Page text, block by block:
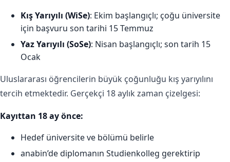
Kış Yarıyılı (WiSe): Ekim başlangıçlı; çoğu üniversite
için başvuru son tarihi 15 Temmuz
Yaz Yarıyılı (SoSe): Nisan başlangıçlı; son tarih 15
Ocak
Uluslararası öğrencilerin büyük çoğunluğu kış yarıyılını
tercih etmektedir. Gerçekçi 18 aylık zaman çizelgesi:
Kayıttan 18 ay önce:
Hedef üniversite ve bölümü belirle
anabin’de diplomanın Studienkolleg gerektirip